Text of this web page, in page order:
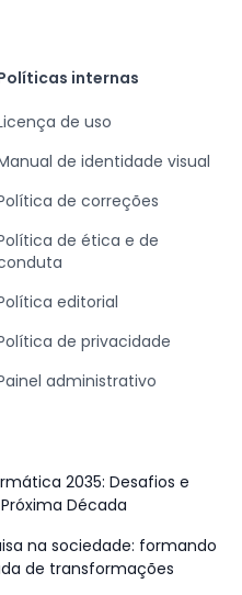
internas
de uso
de identidade visual
de correções
de ética e de
editorial
de privacidade
administrativo
2035: Desafios e
Década
na sociedade: formando
de transformações